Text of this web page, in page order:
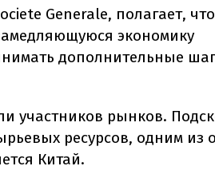
Generale, полагает,
экономику
дополнительные
участников рынков.
ресурсов, одним из
Китай.